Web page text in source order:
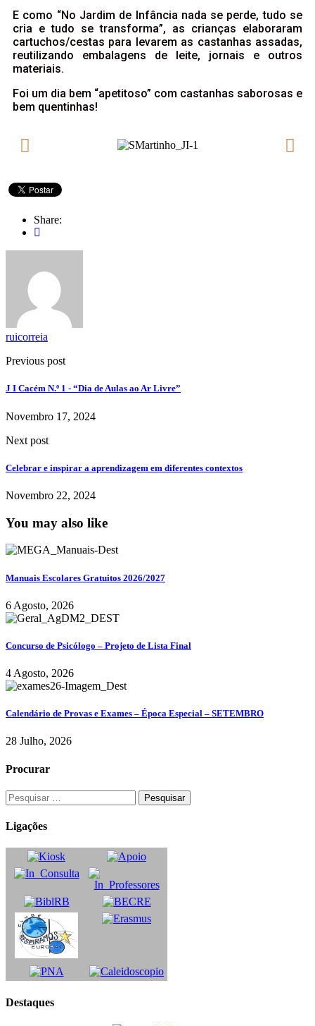
E como “No Jardim de Infância nada se perde, tudo se
cria e tudo se transforma”, as crianças elaboraram
cartuchos/cestas para levarem as castanhas assadas,
reutilizando embalagens de leite, jornais e outros
materiais.
Foi um dia bem “apetitoso” com castanhas saborosas e
bem quentinhas!
Share:
ruicorreia
Previous post
J I Cacém N.º 1 - “Dia de Aulas ao Ar Livre”
Novembro 17, 2024
Next post
Celebrar e inspirar a aprendizagem em diferentes contextos
Novembro 22, 2024
You may also like
Manuais Escolares Gratuitos 2026/2027
6 Agosto, 2026
Concurso de Psicólogo – Projeto de Lista Final
4 Agosto, 2026
Calendário de Provas e Exames – Época Especial – SETEMBRO
28 Julho, 2026
Procurar
Ligações
Destaques